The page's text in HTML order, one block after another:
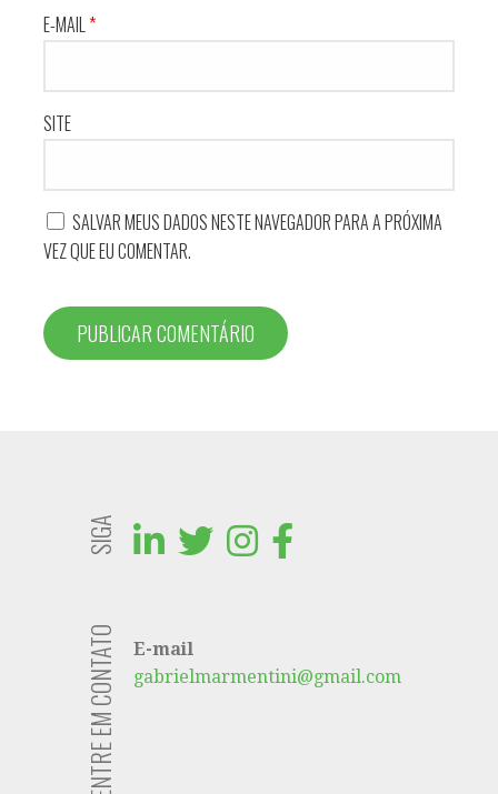
E-MAIL*
SITE
SALVAR MEUS DADOS NESTE NAVEGADOR PARA A PRÓXIMA
VEZ QUE EU COMENTAR.
SIGA
ENTRE EM CONTATO
E-mail
gabrielmarmentini@gmail.com